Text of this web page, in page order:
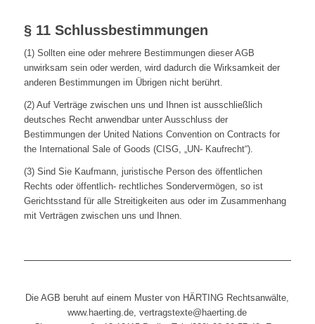
§ 11 Schlussbestimmungen
(1) Sollten eine oder mehrere Bestimmungen dieser AGB
unwirksam sein oder werden, wird dadurch die Wirksamkeit der
anderen Bestimmungen im Übrigen nicht berührt.
(2) Auf Verträge zwischen uns und Ihnen ist ausschließlich
deutsches Recht anwendbar unter Ausschluss der
Bestimmungen der United Nations Convention on Contracts for
the International Sale of Goods (CISG, „UN- Kaufrecht“).
(3) Sind Sie Kaufmann, juristische Person des öffentlichen
Rechts oder öffentlich- rechtliches Sondervermögen, so ist
Gerichtsstand für alle Streitigkeiten aus oder im Zusammenhang
mit Verträgen zwischen uns und Ihnen.
Die AGB beruht auf einem Muster von HÄRTING Rechtsanwälte,
www.haerting.de, vertragstexte@haerting.de